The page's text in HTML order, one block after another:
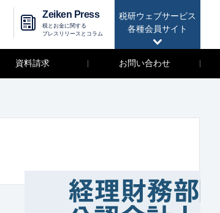
税研ウェブサービス
各種会員サイト
Zeiken Press
税とお金に関する
プレスリリースとコラム
資料請求 お問い合わせ